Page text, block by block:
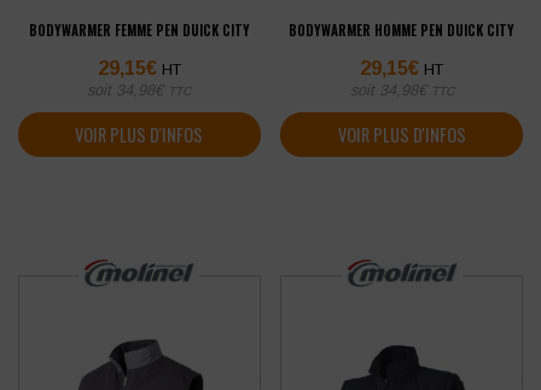
BODYWARMER FEMME PEN DUICK CITY
29,15€ HT
soit 34,98€ TTC
VOIR PLUS D'INFOS
BODYWARMER HOMME PEN DUICK CITY
29,15€ HT
soit 34,98€ TTC
VOIR PLUS D'INFOS